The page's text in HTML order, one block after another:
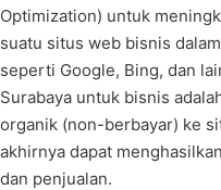
Optimization) untuk
suatu situs web bisnis
seperti Google, Bing, dan
Surabaya untuk bisnis
organik (non-berbayar) ke
akhirnya dapat
dan penjualan.